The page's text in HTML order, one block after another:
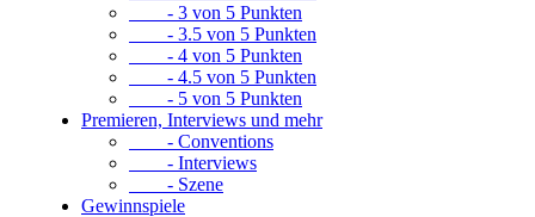
- 3 von 5 Punkten
- 3.5 von 5 Punkten
- 4 von 5 Punkten
- 4.5 von 5 Punkten
- 5 von 5 Punkten
Premieren, Interviews und mehr
- Conventions
- Interviews
- Szene
Gewinnspiele